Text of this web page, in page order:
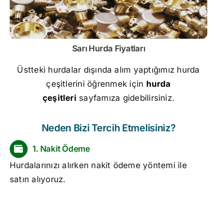
Sarı Hurda Fiyatları
Üstteki hurdalar dışında alım yaptığımız hurda
çeşitlerini öğrenmek için hurda
çeşitleri sayfamıza gidebilirsiniz.
Neden Bizi Tercih Etmelisiniz?
1. Nakit Ödeme
Hurdalarınızı alırken nakit ödeme yöntemi ile
satın alıyoruz.